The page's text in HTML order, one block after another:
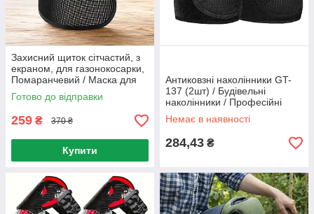
Захисний щиток сітчастий, з
екраном, для газонокосарки,
Помаранчевий / Маска для
тримера / Захисний лицьовий
щиток з сіткою
Готово до відправки
259 ₴ 370 ₴
Купити
Антиковзні наколінники GT-
137 (2шт) / Будівельні
наколінники / Професійні
наколінники
Немає в наявності
284,43 ₴